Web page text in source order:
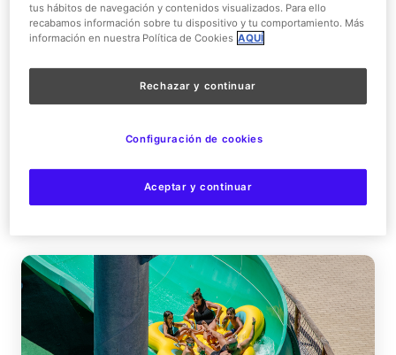
tus hábitos de navegación y contenidos visualizados. Para ello
recabamos información sobre tu dispositivo y tu comportamiento. Más
información en nuestra Política de Cookies AQUÍ
Rechazar y continuar
Aceptar y continuar
Configuración de cookies